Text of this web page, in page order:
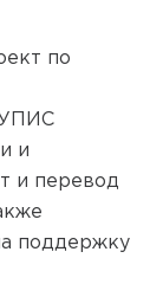
по
и
и перевод
поддержку